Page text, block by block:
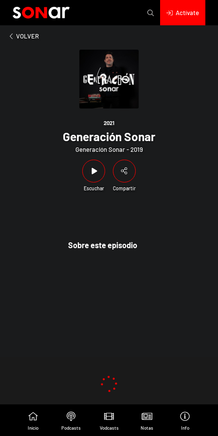
Actívate
VOLVER
2021
Generación Sonar
Generación Sonar - 2019
Escuchar Compartir
2021
Generación Sonar
Sobre este episodio
Inicio Podcasts Vodcasts Notas Info